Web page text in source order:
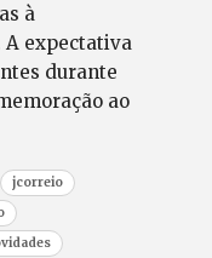
à
A expectativa
durante
ao
jcorreio